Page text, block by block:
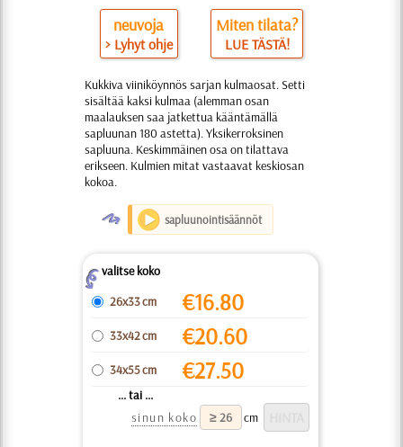
neuvoja
> Lyhyt ohje
Miten tilata?
LUE TÄSTÄ!
Kukkiva viiniköynnös sarjan kulmaosat. Setti
sisältää kaksi kulmaa (alemman osan
maalauksen saa jatkettua kääntämällä
sapluunan 180 astetta). Yksikerroksinen
sapluuna. Keskimmäinen osa on tilattava
erikseen. Kulmien mitat vastaavat keskiosan
kokoa.
O sapluunointisäännöt
Zvalitse koko
26x33 cm
€16.80
33x42 cm €20.60
34x55 cm €27.50
... tai ...
sinun koko
cm